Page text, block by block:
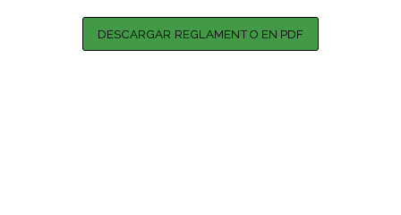
DESCARGAR REGLAMENTO EN PDF